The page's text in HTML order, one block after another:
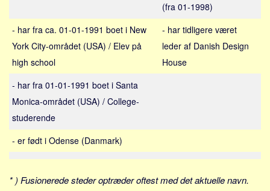
Italien
Grækenland
Alle
Nøgleord
Bolig
Job
Virksomhed
(fra 01-1998)
- har fra ca. 01-01-1991 boet i New
York City-området (USA) / Elev på
high school
- har tidligere været
leder af Danish Design
House
- har fra 01-01-1991 boet i Santa
Monica-området (USA) / College-
studerende
- er født i Odense (Danmark)
* ) Fusionerede steder optræder oftest med det aktuelle navn.